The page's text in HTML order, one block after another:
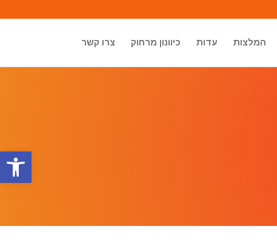
המלצות עדות כיוונון מרחוק צרו קשר
פתח